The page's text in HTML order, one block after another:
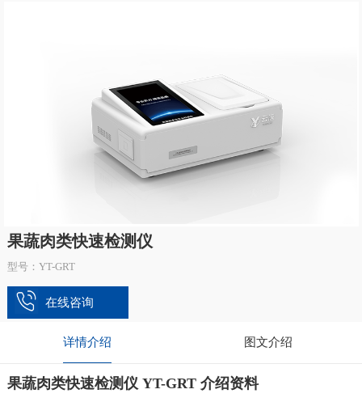
果蔬肉类快速检测仪
型号：YT-GRT
在线咨询
详情介绍 图文介绍
果蔬肉类快速检测仪 YT-GRT 介绍资料